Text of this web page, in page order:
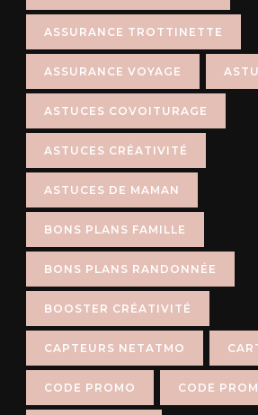
ASSURANCE TROTTINETTE
ASSURANCE VOYAGE
ASTUCES COVOITURAGE
ASTUCES CRÉATIVITÉ
ASTUCES DE MAMAN
BONS PLANS FAMILLE
BONS PLANS RANDONNÉE
BOOSTER CRÉATIVITÉ
CAPTEURS NETATMO
CODE PROMO CODE